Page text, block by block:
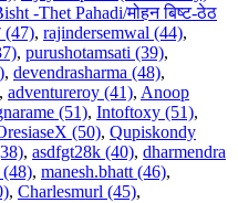
-Thet Pahadi/मोहन बिष्ट-ठेठ
(47), rajindersemwal (44),
, purushotamsati (39),
, devendrasharma (48),
, adventureroy (41), Anoop
(51), Intoftoxy (51),
(50), Qupiskondy
, asdfgt28k (40), dharmendra
(48), manesh.bhatt (46),
, Charlesmurl (45),